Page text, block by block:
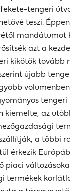
tengeri
teszi.
mandátumot
azt a
kikötők tovább
újabb
kiemelte, az
a többi
érkezik
piaci
termékek